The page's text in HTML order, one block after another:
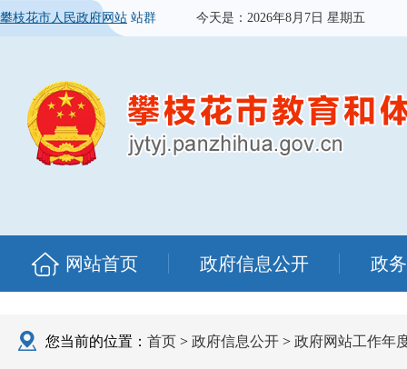
攀枝花市人民政府网站 站群 今天是： 2026年8月7日 星期五
网站首页 政府信息公开 政
您当前的位置： 首页 > 政府信息公开 > 政府网站工作年